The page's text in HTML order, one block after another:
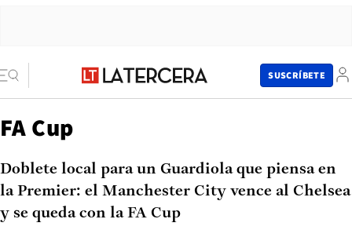
SUSCRÍBETE
FA Cup
Doblete local para un Guardiola que piensa en
la Premier: el Manchester City vence al Chelsea
y se queda con la FA Cup